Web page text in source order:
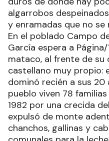
algarrobos
y enramadas que no
En el poblado Campo
García espera a
mataco, al frente de su
castellano muy propio:
dominó recién a sus 20
pueblo viven 78
1982 por una crecida
expulsó de monte
chanchos, gallinas y